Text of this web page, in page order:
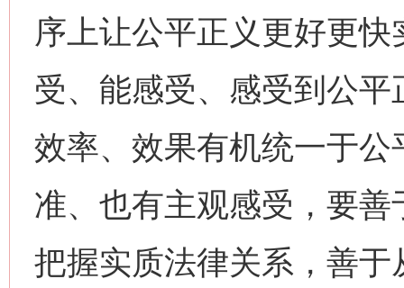
序上让公平正义更好更
受、能感受、感受到公
效率、效果有机统一于
准、也有主观感受，要
把握实质法律关系，善